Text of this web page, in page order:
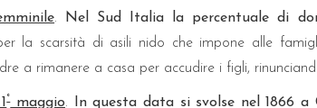
. Nel Sud Italia la percentuale di
la scarsità di asili nido che impone alle
a rimanere a casa per accudire i figli,
°maggio.
In questa data si svolse nel 1866